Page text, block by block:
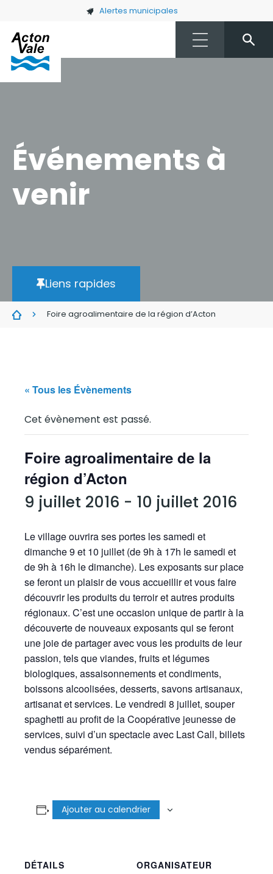
Skip to main content Alertes municipales
Événements à
venir
Liens rapides
Foire agroalimentaire de la région d’Acton
« Tous les Évènements
Cet évènement est passé.
Foire agroalimentaire de la
région d’Acton
9 juillet 2016 - 10 juillet 2016
Le village ouvrira ses portes les samedi et
dimanche 9 et 10 juillet (de 9h à 17h le samedi et
de 9h à 16h le dimanche). Les exposants sur place
se feront un plaisir de vous accueillir et vous faire
découvrir les produits du terroir et autres produits
régionaux. C’est une occasion unique de partir à la
découverte de nouveaux exposants qui se feront
une joie de partager avec vous les produits de leur
passion, tels que viandes, fruits et légumes
biologiques, assaisonnements et condiments,
boissons alcoolisées, desserts, savons artisanaux,
artisanat et services. Le vendredi 8 juillet, souper
spaghetti au profit de la Coopérative jeunesse de
services, suivi d’un spectacle avec Last Call, billets
vendus séparément.
Ajouter au calendrier
DÉTAILS
ORGANISATEUR